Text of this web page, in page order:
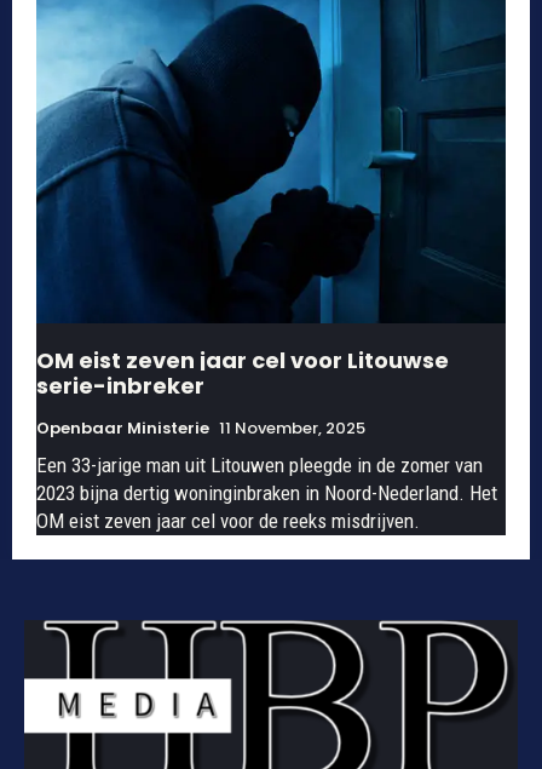
OM eist zeven jaar cel voor Litouwse
serie-inbreker
Openbaar Ministerie 11 November, 2025
Een 33-jarige man uit Litouwen pleegde in de zomer van
2023 bijna dertig woninginbraken in Noord-Nederland. Het
OM eist zeven jaar cel voor de reeks misdrijven.